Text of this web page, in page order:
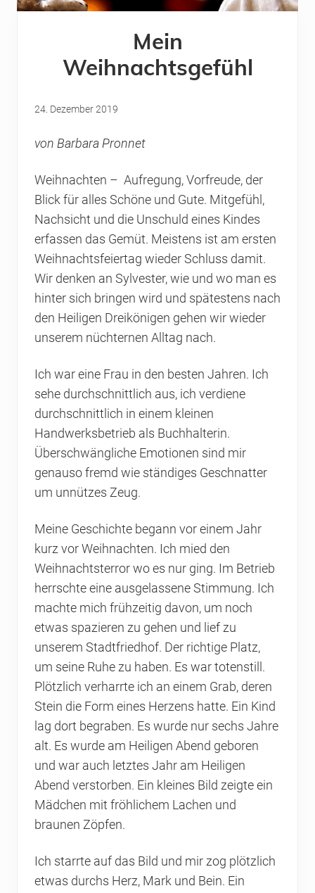
Mein
Weihnachtsgefühl
24. Dezember 2019
von Barbara Pronnet
Weihnachten – Aufregung, Vorfreude, der
Blick für alles Schöne und Gute. Mitgefühl,
Nachsicht und die Unschuld eines Kindes
erfassen das Gemüt. Meistens ist am ersten
Weihnachtsfeiertag wieder Schluss damit.
Wir denken an Sylvester, wie und wo man es
hinter sich bringen wird und spätestens nach
den Heiligen Dreikönigen gehen wir wieder
unserem nüchternen Alltag nach.
Ich war eine Frau in den besten Jahren. Ich
sehe durchschnittlich aus, ich verdiene
durchschnittlich in einem kleinen
Handwerksbetrieb als Buchhalterin.
Überschwängliche Emotionen sind mir
genauso fremd wie ständiges Geschnatter
um unnützes Zeug.
Meine Geschichte begann vor einem Jahr
kurz vor Weihnachten. Ich mied den
Weihnachtsterror wo es nur ging. Im Betrieb
herrschte eine ausgelassene Stimmung. Ich
machte mich frühzeitig davon, um noch
etwas spazieren zu gehen und lief zu
unserem Stadtfriedhof. Der richtige Platz,
um seine Ruhe zu haben. Es war totenstill.
Plötzlich verharrte ich an einem Grab, deren
Stein die Form eines Herzens hatte. Ein Kind
lag dort begraben. Es wurde nur sechs Jahre
alt. Es wurde am Heiligen Abend geboren
und war auch letztes Jahr am Heiligen
Abend verstorben. Ein kleines Bild zeigte ein
Mädchen mit fröhlichem Lachen und
braunen Zöpfen.
Ich starrte auf das Bild und mir zog plötzlich
etwas durchs Herz, Mark und Bein. Ein